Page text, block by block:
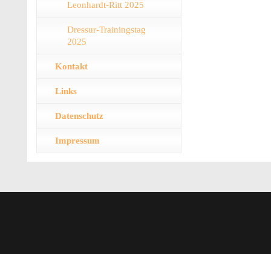
Leonhardt-Ritt 2025
Dressur-Trainingstag
2025
Kontakt
Links
Datenschutz
Impressum